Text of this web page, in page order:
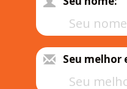
Seu melhor